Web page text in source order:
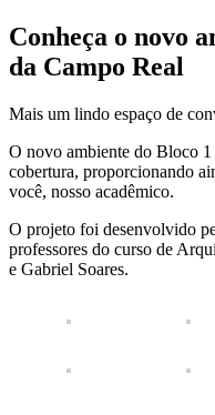
Conheça o novo
da Campo Real
Mais um lindo espaço de
O novo ambiente do Bloco 1
cobertura, proporcionando
você, nosso acadêmico.
O projeto foi desenvolvido
professores do curso de
e Gabriel Soares.